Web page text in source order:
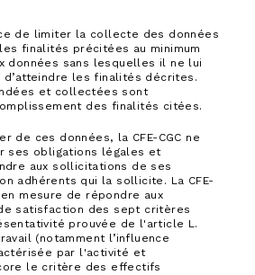
de limiter la collecte des données
finalités précitées au minimum
données sans lesquelles il ne lui
les finalités décrites.
et collectées sont
des finalités citées.
de ces données, la CFE-CGC ne
ses obligations légales et
aux sollicitations de ses
adhérents qui la sollicite. La CFE-
mesure de répondre aux
satisfaction des sept critères
prouvée de l'article L.
(notamment l’influence
par l'activité et
le critère des effectifs